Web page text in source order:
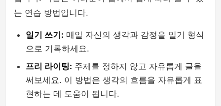
는 연습 방법입니다.
일기 쓰기: 매일 자신의 생각과 감정을 일기 형식
으로 기록하세요.
프리 라이팅: 주제를 정하지 않고 자유롭게 글을
써보세요. 이 방법은 생각의 흐름을 자유롭게 표
현하는 데 도움이 됩니다.